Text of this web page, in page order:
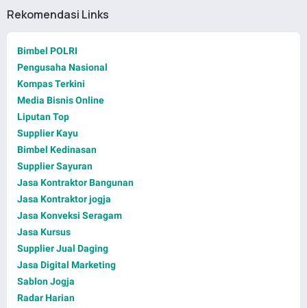
Rekomendasi Links
Bimbel POLRI
Pengusaha Nasional
Kompas Terkini
Media Bisnis Online
Liputan Top
Supplier Kayu
Bimbel Kedinasan
Supplier Sayuran
Jasa Kontraktor Bangunan
Jasa Kontraktor jogja
Jasa Konveksi Seragam
Jasa Kursus
Supplier Jual Daging
Jasa Digital Marketing
Sablon Jogja
Radar Harian